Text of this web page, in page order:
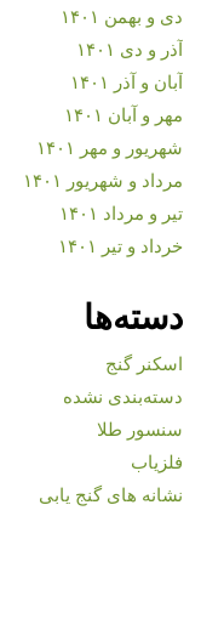
دی و بهمن ۱۴۰۱
آذر و دی ۱۴۰۱
آبان و آذر ۱۴۰۱
مهر و آبان ۱۴۰۱
شهریور و مهر ۱۴۰۱
مرداد و شهریور ۱۴۰۱
تیر و مرداد ۱۴۰۱
خرداد و تیر ۱۴۰۱
دسته‌ها
اسکنر گنج
دسته‌بندی نشده
سنسور طلا
فلزیاب
نشانه های گنج یابی